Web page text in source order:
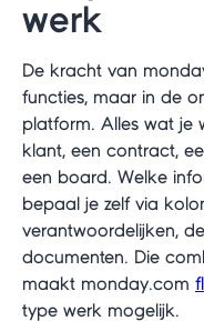
werk
De kracht van
functies, maar in de
platform. Alles wat je
klant, een contract,
een board. Welke
bepaal je zelf via
verantwoordelijken,
documenten. Die
maakt monday.com
type werk mogelijk.